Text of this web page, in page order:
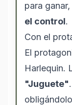
para
el control.
Con el
El
Harlequin.
"Juguete"